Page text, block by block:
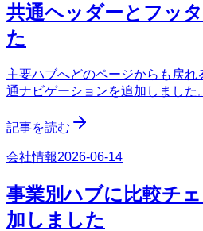
共通ヘッダーとフッ
た
主要ハブへどのページからも戻
通ナビゲーションを追加しました。
記事を読む
会社情報2026-06-14
事業別ハブに比較チ
加しました